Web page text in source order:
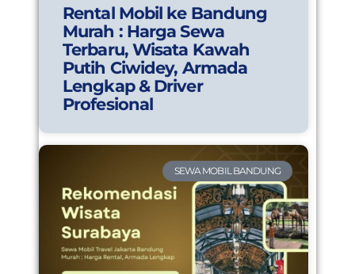
Rental Mobil ke Bandung
Murah : Harga Sewa
Terbaru, Wisata Kawah
Putih Ciwidey, Armada
Lengkap & Driver
Profesional
SEWA MOBIL BANDUNG